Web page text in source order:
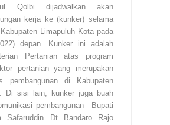
Qolbi dijadwalkan akan
kerja ke (kunker) selama
Limapuluh Kota pada
depan. Kunker ini adalah
Pertanian atas program
pertanian yang merupakan
pembangunan di Kabupaten
Di sisi lain, kunker juga buah
pembangunan Bupati
Safaruddin Dt Bandaro Rajo